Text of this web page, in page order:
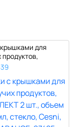
для
2 шт.,..